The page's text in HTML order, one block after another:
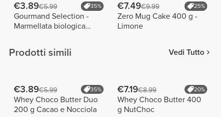
€3.89€5.99 35%
Gourmand Selection -
Marmellata biologica
€7.49€9.99 25%
Zero Mug Cake 400 g -
Limone
Prodotti simili Vedi Tutto
€3.89€5.99 35%
Whey Choco Butter Duo
200 g Cacao e Nocciola
€7.19€8.99 20%
Whey Choco Butter 400
g NutChoc